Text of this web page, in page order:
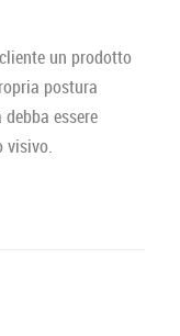
un prodotto
postura
essere
visivo.